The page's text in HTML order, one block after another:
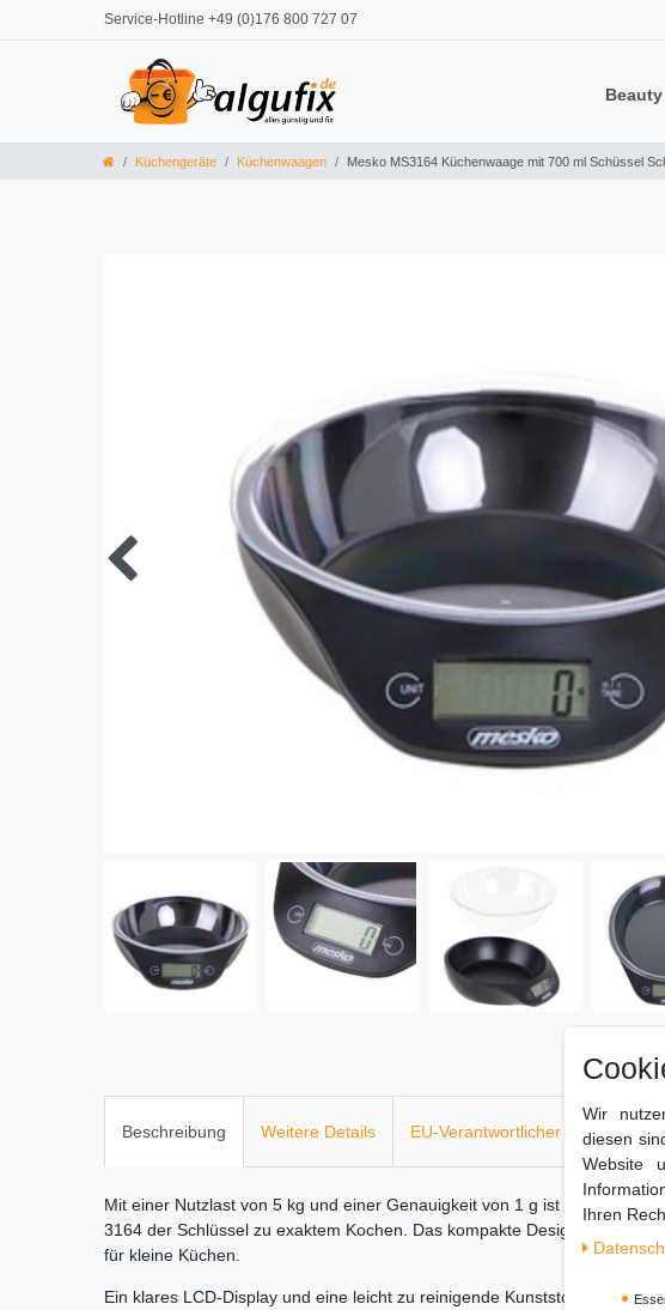
Service-Hotline +49 (0)176 800 727 07
Küchengeräte Küchenwaagen Mesko MS3164 Küchenwaage mit 700 ml Schüssel
Beschreibung Weitere Details EU-Verantwortlicher
Mit einer Nutzlast von 5 kg und einer Genauigkeit von 1 g ist die
3164 der Schlüssel zu exaktem Kochen. Das kompakte Design erleichtert
für kleine Küchen.
Ein klares LCD-Display und eine leicht zu reinigende Kunststoffschale
Wir
diesen
Website
Ihren